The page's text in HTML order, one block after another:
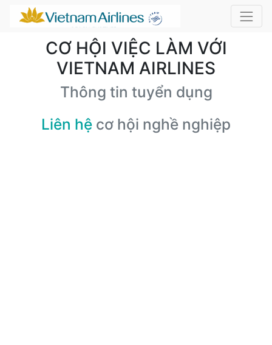
CƠ HỘI VIỆC LÀM VỚI
VIETNAM AIRLINES
Thông tin tuyển dụng
Liên hệ cơ hội nghề nghiệp